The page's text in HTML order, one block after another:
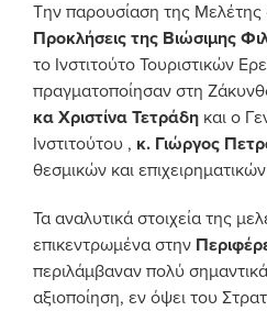
Την παρουσίαση της Μελέτης
Προκλήσεις της Βιώσιμης
το Ινστιτούτο Τουριστικών
πραγματοποίησαν στη
κα Χριστίνα Τετράδη και ο
Ινστιτούτου , κ. Γιώργος
θεσμικών και
Τα αναλυτικά στοιχεία της
επικεντρωμένα στην
περιλάμβαναν πολύ
αξιοποίηση, εν όψει του